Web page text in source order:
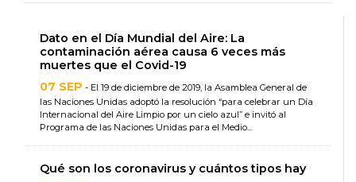
Dato en el Día Mundial del Aire: La
contaminación aérea causa 6 veces más
muertes que el Covid-19
07 SEP - El 19 de diciembre de 2019, la Asamblea General de
las Naciones Unidas adoptó la resolución “para celebrar un Día
Internacional del Aire Limpio por un cielo azul” e invitó al
Programa de las Naciones Unidas para el Medio...
Qué son los coronavirus y cuántos tipos hay